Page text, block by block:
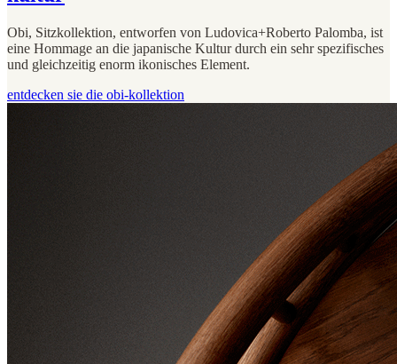
Obi, Sitzkollektion, entworfen von Ludovica+Roberto Palomba, ist
eine Hommage an die japanische Kultur durch ein sehr spezifisches
und gleichzeitig enorm ikonisches Element.
entdecken sie die obi-kollektion